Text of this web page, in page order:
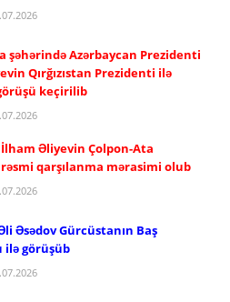
şəhərində Azərbaycan Prezidenti
Qırğızıstan Prezidenti ilə
keçirilib
Əliyevin Çolpon-Ata
qarşılanma mərasimi olub
Əsədov Gürcüstanın Baş
görüşüb